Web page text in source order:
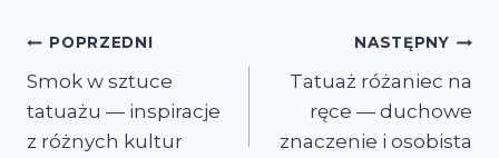
Nawigacja
wpisu
POPRZEDNI
Smok w sztuce
tatuażu — inspiracje
z różnych kultur
NASTĘPNY
Tatuaż różaniec na
ręce — duchowe
znaczenie i osobista